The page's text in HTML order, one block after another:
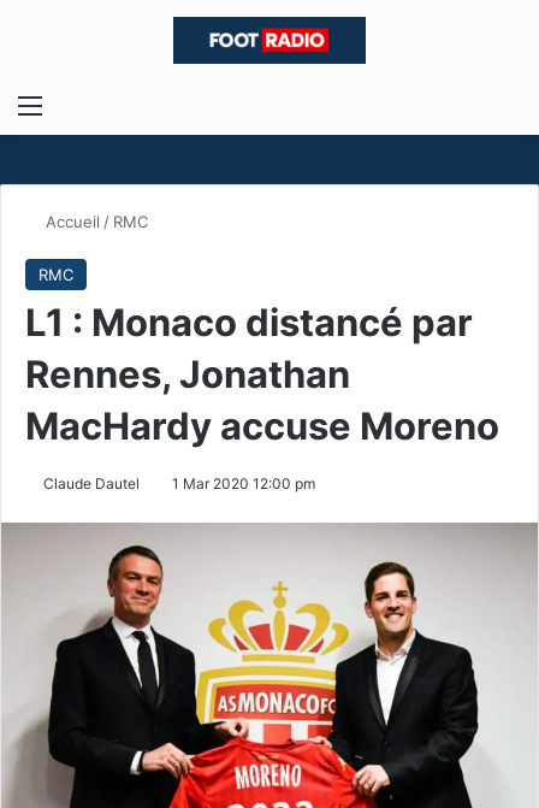
Menu
Accueil / RMC
RMC
L1 : Monaco distancé par
Rennes, Jonathan
MacHardy accuse Moreno
Claude Dautel 1 Mar 2020 12:00 pm